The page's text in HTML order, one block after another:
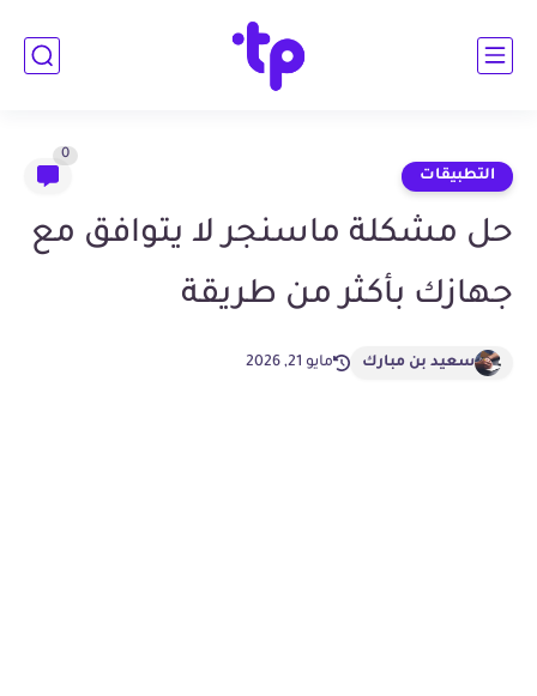
التطبيقات
0
حل مشكلة ماسنجر لا يتوافق مع
جهازك بأكثر من طريقة
سعيد بن مبارك مايو 21, 2026